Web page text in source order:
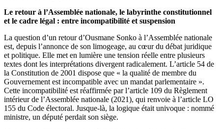
Le retour à l’Assemblée nationale, le labyrinthe constitutionnel
et le cadre légal : entre incompatibilité et suspension
La question d’un retour d’Ousmane Sonko à l’Assemblée nationale
est, depuis l’annonce de son limogeage, au cœur du débat juridique
et politique. Elle met en lumière une tension réelle entre plusieurs
textes dont les interprétations divergent radicalement. L’article 54 de
la Constitution de 2001 dispose que « la qualité de membre du
Gouvernement est incompatible avec un mandat parlementaire ».
Cette incompatibilité est réaffirmée par l’article 109 du Règlement
intérieur de l’Assemblée nationale (2021), qui renvoie à l’article LO
155 du Code électoral. Jusque-là, la logique était univoque : nommé
ministre, un député perdait son siège.